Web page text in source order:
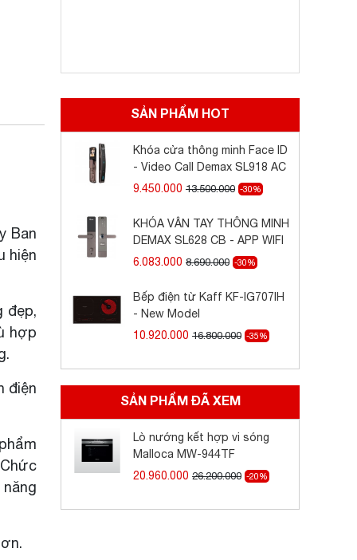
Ban
hiện
đẹp,
hợp
điện
SẢN PHẨM HOT
Khóa cửa thông minh Face ID
- Video Call Demax SL918 AC
9.450.000 13.500.000 -30%
KHÓA VÂN TAY THÔNG MINH
DEMAX SL628 CB - APP WIFI
6.083.000 8.690.000 -30%
Bếp điện từ Kaff KF-IG707IH
- New Model
10.920.000 16.800.000 -35%
SẢN PHẨM ĐÃ XEM
Lò nướng kết hợp vi sóng
Malloca MW-944TF
20.960.000 26.200.000 -20%